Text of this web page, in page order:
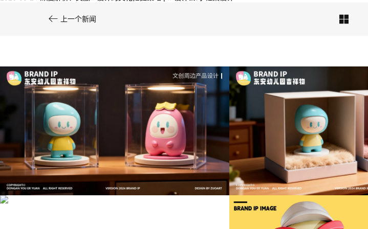
 上一个新闻 
文创产品设计的成本控制——实战技巧 | IP设计公
司-佐案设计
从战略高度审视文旅ip设计